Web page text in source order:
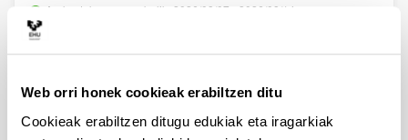
Web orri honek cookieak erabiltzen ditu
Cookieak erabiltzen ditugu edukiak eta iragarkiak
Aurkezteko epea zabalik: 2026/08/07 - 2026/08/14
erosi eta berritzeko laguntzak 2026
Izapide irekia